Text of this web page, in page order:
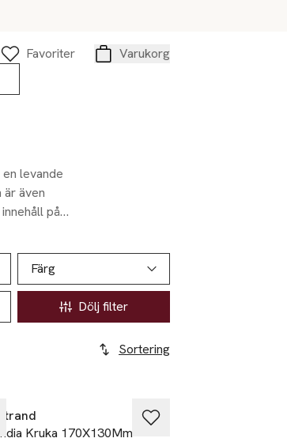
Favoriter
Varukorg
levande
även
på
Färg
Dölj filter
Sortering
Kruka 170X130Mm